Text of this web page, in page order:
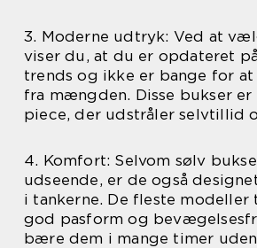
3. Moderne udtryk: Ved at
viser du, at du er opdateret
trends og ikke er bange for
fra mængden. Disse bukser
piece, der udstråler selvtillid
4. Komfort: Selvom sølv
udseende, er de også
i tankerne. De fleste modeller
god pasform og
bære dem i mange timer